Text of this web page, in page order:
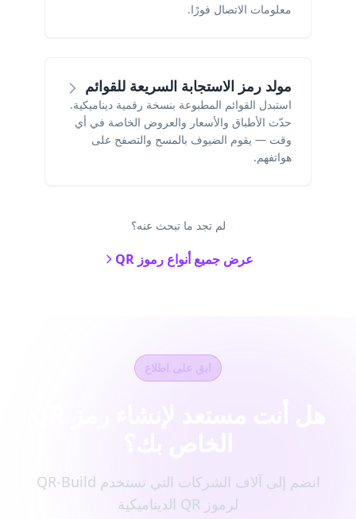
معلومات الاتصال فورًا.
مولد رمز الاستجابة السريعة للقوائم
استبدل القوائم المطبوعة بنسخة رقمية ديناميكية.
حدّث الأطباق والأسعار والعروض الخاصة في أي
وقت — يقوم الضيوف بالمسح والتصفح على
هواتفهم.
لم تجد ما تبحث عنه؟
عرض جميع أنواع رموز QR
ابق على اطلاع
انضم إلى آلاف الشركات التي تستخدم QR-Build
لرموز QR الديناميكية